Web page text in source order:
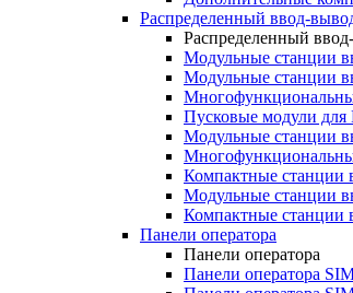
Распределенный ввод-
Распределенный
Модульные станции
Модульные станции
Пусковые модули для
Модульные станции
Компактные станции
Модульные станции
Компактные станции
Панели оператора
Панели оператора
Панели оператора